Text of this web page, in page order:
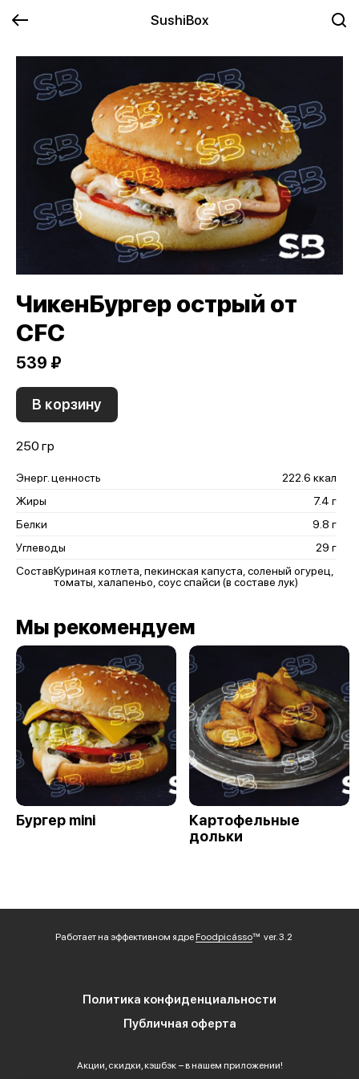
SushiBox
ЧикенБургер острый от
CFC
539 ₽
В корзину
250 гр
Энерг. ценность
222.6 ккал
Жиры
7.4 г
Белки
9.8 г
Углеводы
29 г
СоставКуриная котлета, пекинская капуста, соленый огурец,
томаты, халапеньо, соус спайси (в составе лук)
Мы рекомендуем
Бургер mini
Картофельные
дольки
Работает на эффективном ядре Foodpicássover. 3.2
Политика конфиденциальности
Публичная оферта
Акции, скидки, кэшбэк − в нашем приложении!